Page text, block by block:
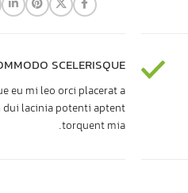
SCELERISQUE.
eu mi leo orci placerat a
lacinia potenti aptent
torquent mia.